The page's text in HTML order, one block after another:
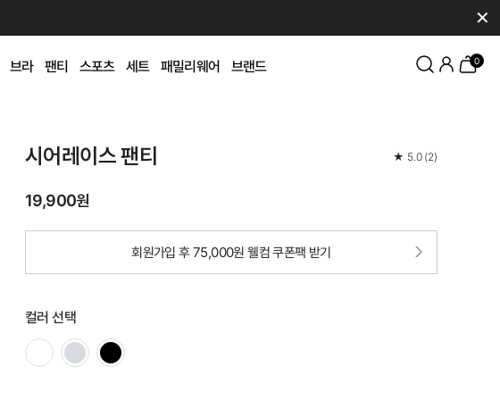
✕
브라 팬티 스포츠 세트 패밀리웨어 브랜드 0
시어레이스 팬티 ★ 5.0 (2)
19,900원
회원가입 후 75,000원 웰컴 쿠폰팩 받기
컬러 선택